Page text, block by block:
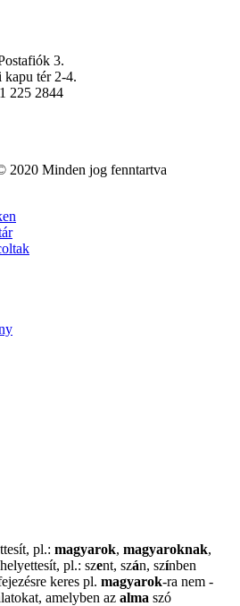
3.
kapu tér 2-4.
225 2844
2020 Minden jog fenntartva
pl.: magyarok, magyaroknak,
pl.: szent, szán, színben
keres pl. magyarok-ra nem -
amelyben az alma szó